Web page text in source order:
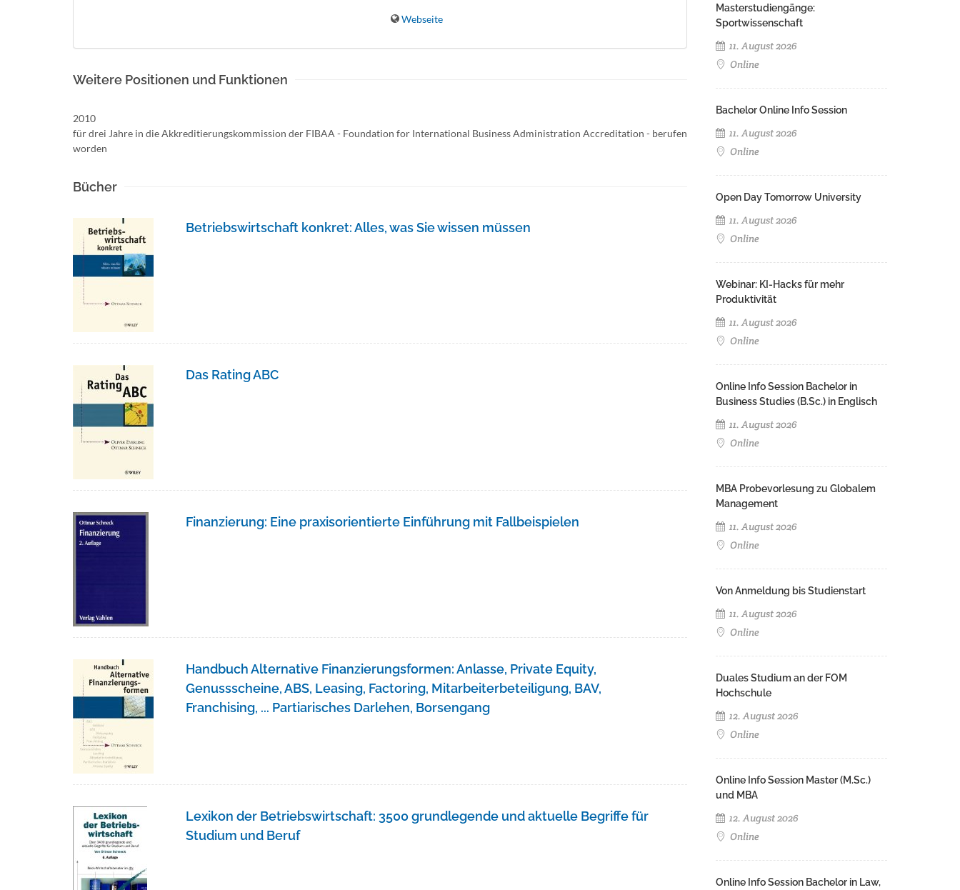
Webseite
Weitere Positionen und Funktionen
2010
für drei Jahre in die Akkreditierungskommission der FIBAA - Foundation for International Business Administration Accreditation - berufen
worden
Bücher
Betriebswirtschaft konkret: Alles, was Sie wissen müssen
Das Rating ABC
Finanzierung: Eine praxisorientierte Einführung mit Fallbeispielen
Handbuch Alternative Finanzierungsformen: Anlasse, Private Equity,
Genussscheine, ABS, Leasing, Factoring, Mitarbeiterbeteiligung, BAV,
Franchising, ... Partiarisches Darlehen, Borsengang
Lexikon der Betriebswirtschaft: 3500 grundlegende und aktuelle Begriffe für
Studium und Beruf
Masterstudiengänge:
Sportwissenschaft
11. August 2026
Online
Bachelor Online Info Session
11. August 2026
Online
Open Day Tomorrow University
11. August 2026
Online
Webinar: KI-Hacks für mehr
Produktivität
11. August 2026
Online
Online Info Session Bachelor in
Business Studies (B.Sc.) in Englisch
11. August 2026
Online
MBA Probevorlesung zu Globalem
Management
11. August 2026
Online
Von Anmeldung bis Studienstart
11. August 2026
Online
Duales Studium an der FOM
Hochschule
12. August 2026
Online
Online Info Session Master (M.Sc.)
und MBA
12. August 2026
Online
Online Info Session Bachelor in Law,